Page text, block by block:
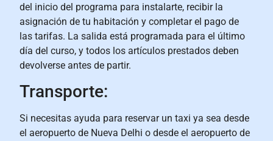
del inicio del programa para instalarte, recibir la
asignación de tu habitación y completar el pago de
las tarifas. La salida está programada para el último
día del curso, y todos los artículos prestados deben
devolverse antes de partir.
Transporte:
Si necesitas ayuda para reservar un taxi ya sea desde
el aeropuerto de Nueva Delhi o desde el aeropuerto de